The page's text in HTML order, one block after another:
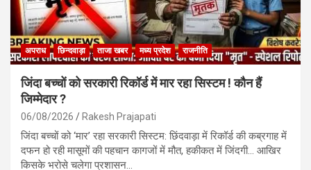
अपराध छिन्दवाड़ा ताजा खबर मध्य प्रदेश राजनीति
जिंदा बच्चों को सरकारी रिकॉर्ड में मार रहा सिस्टम ! कौन हैं
जिम्मेदार ?
06/08/2026 Rakesh Prajapati
जिंदा बच्चों को ‘मार’ रहा सरकारी सिस्टम: छिंदवाड़ा में रिकॉर्ड की कब्रगाह में
दफन हो रही मासूमों की पहचान कागजों में मौत, हकीकत में जिंदगी… आखिर
किसके भरोसे चलेगा प्रशासन…